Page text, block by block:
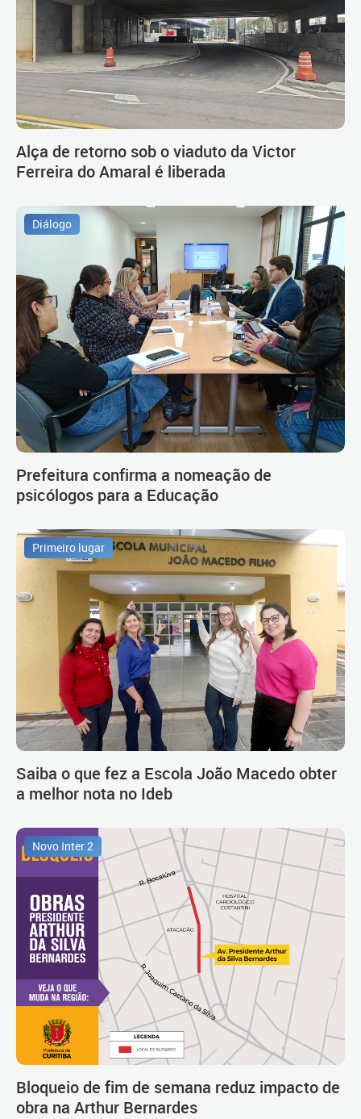
Alça de retorno sob o viaduto da Victor
Ferreira do Amaral é liberada
Diálogo
Prefeitura confirma a nomeação de
psicólogos para a Educação
Primeiro lugar
Saiba o que fez a Escola João Macedo obter
a melhor nota no Ideb
Novo Inter 2
Bloqueio de fim de semana reduz impacto de
obra na Arthur Bernardes